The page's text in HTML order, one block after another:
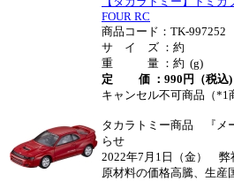
FOUR RC
商品コード：TK-997252
サ イ ズ ：約
重 量 ：約 (g)
定 価 ：990円（税込)
キャンセル不可商品（*1
タカラトミー商品 『メ
らせ
2022年7月1日（金） 弊
原材料の価格高騰、生産